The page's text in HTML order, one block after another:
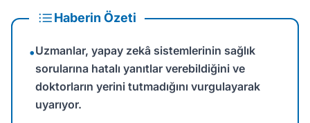
Haberin Özeti
•Uzmanlar, yapay zekâ sistemlerinin sağlık
sorularına hatalı yanıtlar verebildiğini ve
doktorların yerini tutmadığını vurgulayarak
uyarıyor.